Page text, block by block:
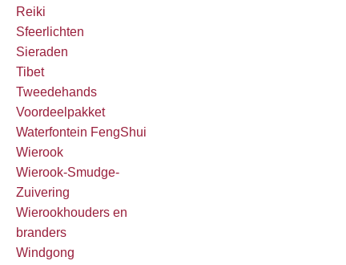
Reiki
Sfeerlichten
Sieraden
Tibet
Tweedehands
Voordeelpakket
Waterfontein FengShui
Wierook
Wierook-Smudge-
Zuivering
Wierookhouders en
branders
Windgong